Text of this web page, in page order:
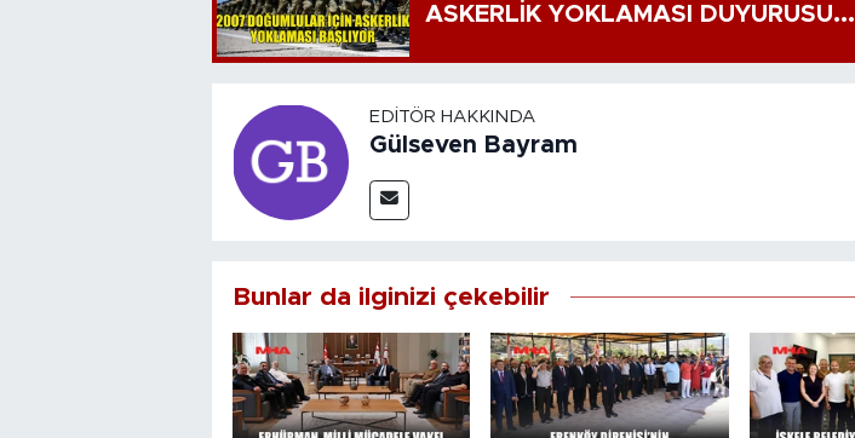
ASKERLİK YOKLAMASI DUYURUSU...
EDITÖR HAKKINDA
Gülseven Bayram
Bunlar da ilginizi çekebilir